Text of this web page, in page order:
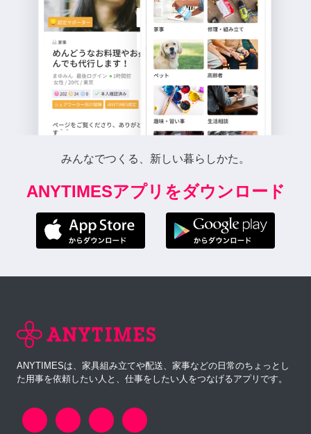
みんなでつくる、新しい暮らしかた。
ANYTIMESアプリをダウンロード
ANYTIMESは、家具組み立てや配送、家事などの日常のちょっとし
た用事を依頼したい人と、仕事をしたい人をつなげるアプリです。